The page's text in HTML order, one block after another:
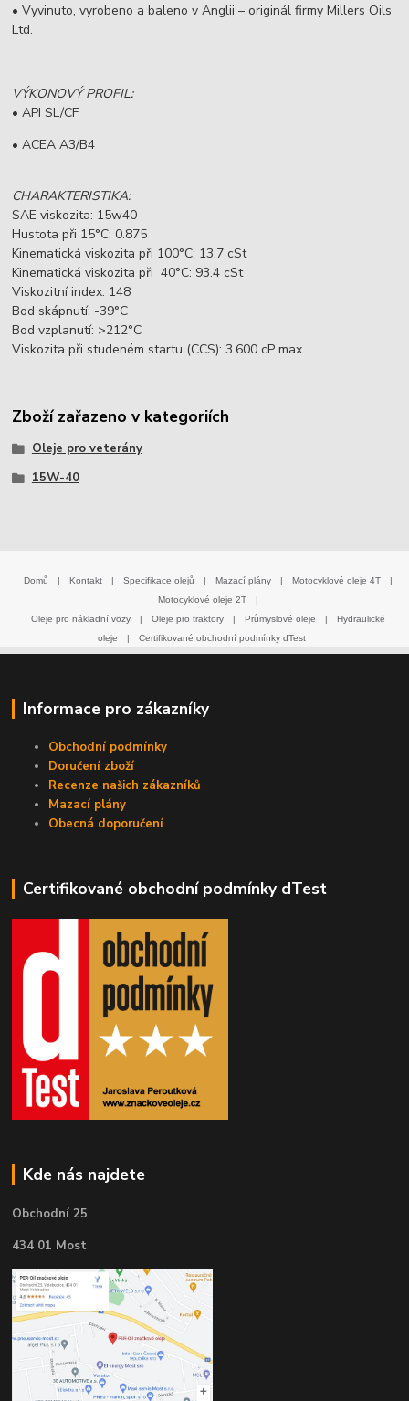
• Vyvinuto, vyrobeno a baleno v Anglii – originál firmy Millers Oils
Ltd.
VÝKONOVÝ PROFIL:
• API SL/CF
• ACEA A3/B4
CHARAKTERISTIKA:
SAE viskozita: 15w40
Hustota při 15°C: 0.875
Kinematická viskozita při 100°C: 13.7 cSt
Kinematická viskozita při 40°C: 93.4 cSt
Viskozitní index: 148
Bod skápnutí: -39°C
Bod vzplanutí: >212°C
Viskozita při studeném startu (CCS): 3.600 cP max
Zboží zařazeno v kategoriích
Oleje pro veterány
15W-40
Domů | Kontakt | Specifikace olejů | Mazací plány | Motocyklové oleje 4T
|
Motocyklové oleje 2T
|
Oleje pro nákladní vozy
| Oleje pro traktory | Průmyslové oleje |
Hydraulické
oleje
| Certifikované obchodní podmínky dTest
Informace pro zákazníky
Obchodní podmínky
Doručení zboží
Recenze našich zákazníků
Mazací plány
Obecná doporučení
Certifikované obchodní podmínky dTest
Kde nás najdete
Obchodní 25
434 01 Most